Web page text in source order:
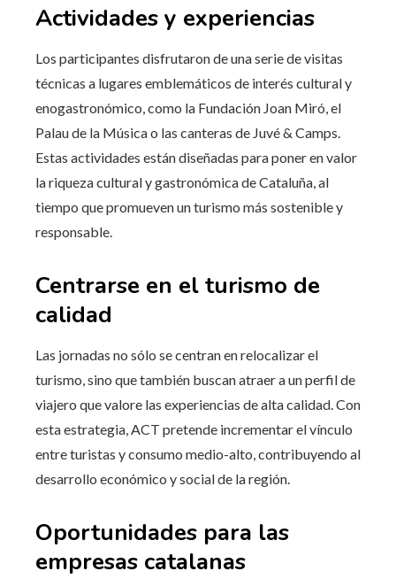
Actividades y experiencias
Los participantes disfrutaron de una serie de visitas
técnicas a lugares emblemáticos de interés cultural y
enogastronómico, como la Fundación Joan Miró, el
Palau de la Música o las canteras de Juvé & Camps.
Estas actividades están diseñadas para poner en valor
la riqueza cultural y gastronómica de Cataluña, al
tiempo que promueven un turismo más sostenible y
responsable.
Centrarse en el turismo de
calidad
Las jornadas no sólo se centran en relocalizar el
turismo, sino que también buscan atraer a un perfil de
viajero que valore las experiencias de alta calidad. Con
esta estrategia, ACT pretende incrementar el vínculo
entre turistas y consumo medio-alto, contribuyendo al
desarrollo económico y social de la región.
Oportunidades para las
empresas catalanas